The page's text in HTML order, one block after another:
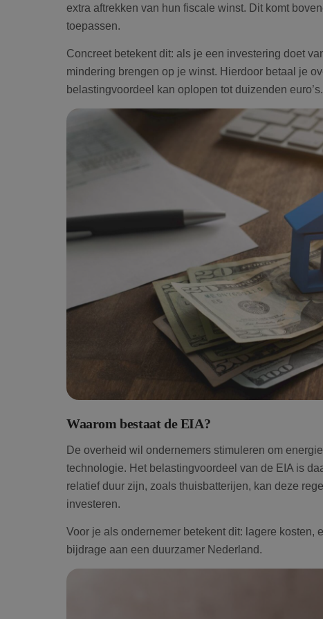
extra aftrekken van hun fiscale winst. Dit komt
toepassen.
Concreet betekent dit: als je een investering doet
mindering brengen op je winst. Hierdoor betaal je
belastingvoordeel kan oplopen tot duizenden euro’s.
Waarom bestaat de EIA?
De overheid wil ondernemers stimuleren om
technologie. Het belastingvoordeel van de EIA is
relatief duur zijn, zoals thuisbatterijen, kan deze
investeren.
Voor je als ondernemer betekent dit: lagere kosten,
bijdrage aan een duurzamer Nederland.